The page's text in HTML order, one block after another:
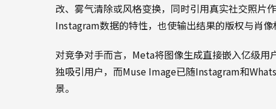
改、雾气清除或风格变换，同时引用真实社交照片
Instagram数据的特性，也使输出结果的版权与肖
对竞争对手而言，Meta将图像生成直接嵌入亿级
独吸引用户，而Muse Image已随Instagram和
景。